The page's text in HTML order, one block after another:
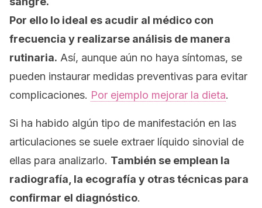
Por ello lo ideal es acudir al médico con
frecuencia y realizarse análisis de manera
rutinaria. Así, aunque aún no haya síntomas, se
pueden instaurar medidas preventivas para evitar
complicaciones. Por ejemplo mejorar la dieta.
Si ha habido algún tipo de manifestación en las
articulaciones se suele extraer líquido sinovial de
ellas para analizarlo. También se emplean la
radiografía, la ecografía y otras técnicas para
confirmar el diagnóstico.